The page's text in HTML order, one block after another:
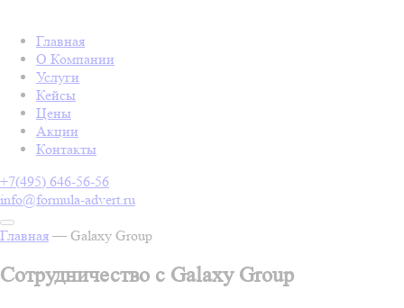
Главная
О Компании
Услуги
Кейсы
Цены
Акции
Контакты
+7(495) 646-56-56
info@formula-advert.ru
Главная — Galaxy Group
Сотрудничество с Galaxy Group